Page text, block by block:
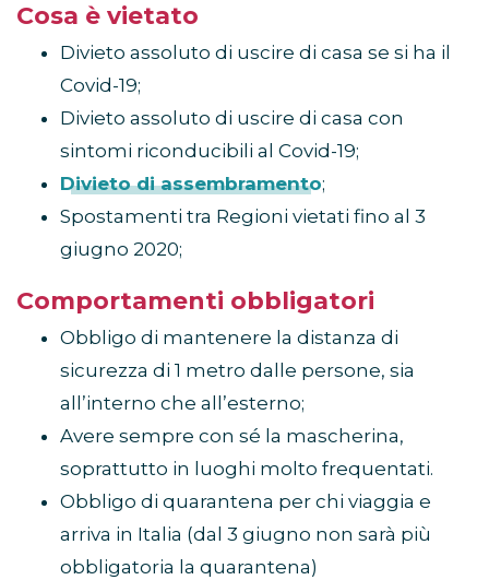
Cosa è vietato
Divieto assoluto di uscire di casa se si ha il
Covid-19;
Divieto assoluto di uscire di casa con
sintomi riconducibili al Covid-19;
Divieto di assembramento;
Spostamenti tra Regioni vietati fino al 3
giugno 2020;
Comportamenti obbligatori
Obbligo di mantenere la distanza di
sicurezza di 1 metro dalle persone, sia
all’interno che all’esterno;
Avere sempre con sé la mascherina,
soprattutto in luoghi molto frequentati.
Obbligo di quarantena per chi viaggia e
arriva in Italia (dal 3 giugno non sarà più
obbligatoria la quarantena)